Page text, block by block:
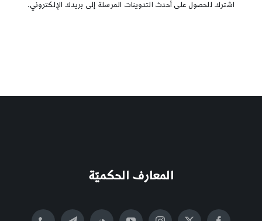
اشترك للحصول على أحدث التدوينات المرسلة إلى بريدك الإلكتروني.
المعارف الحكميّة